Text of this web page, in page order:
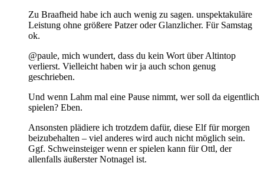
Zu Braafheid habe ich auch wenig zu sagen. unspektakuläre
Leistung ohne größere Patzer oder Glanzlicher. Für Samstag
ok.
@paule, mich wundert, dass du kein Wort über Altintop
verlierst. Vielleicht haben wir ja auch schon genug
geschrieben.
Und wenn Lahm mal eine Pause nimmt, wer soll da eigentlich
spielen? Eben.
Ansonsten plädiere ich trotzdem dafür, diese Elf für morgen
beizubehalten – viel anderes wird auch nicht möglich sein.
Ggf. Schweinsteiger wenn er spielen kann für Ottl, der
allenfalls äußerster Notnagel ist.